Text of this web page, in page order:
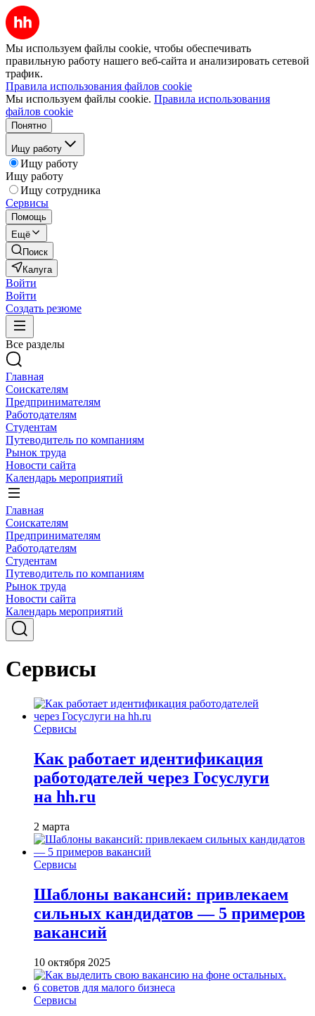
Мы используем файлы cookie, чтобы обеспечивать
правильную работу нашего веб-сайта и анализировать сетевой
трафик.
Правила использования файлов cookie
Мы используем файлы cookie. Правила использования
файлов cookie
Понятно
Ищу работу
Ищу работу
Ищу работу
Ищу сотрудника
Сервисы
Помощь
Ещё
Поиск
Калуга
Войти
Войти
Создать резюме
Все разделы
Главная
Соискателям
Предпринимателям
Работодателям
Студентам
Путеводитель по компаниям
Рынок труда
Новости сайта
Календарь мероприятий
Главная
Соискателям
Предпринимателям
Работодателям
Студентам
Путеводитель по компаниям
Рынок труда
Новости сайта
Календарь мероприятий
Сервисы
Сервисы
Как работает идентификация
работодателей через Госуслуги
на hh.ru
2 марта
Сервисы
Шаблоны вакансий: привлекаем
сильных кандидатов — 5 примеров
вакансий
10 октября 2025
Сервисы